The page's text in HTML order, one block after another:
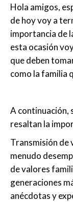
Hola amigos,
de hoy voy a
importancia de
esta ocasión
que deben
como la familia
A continuación,
resaltan la
Transmisión de
menudo
de valores
generaciones
anécdotas y